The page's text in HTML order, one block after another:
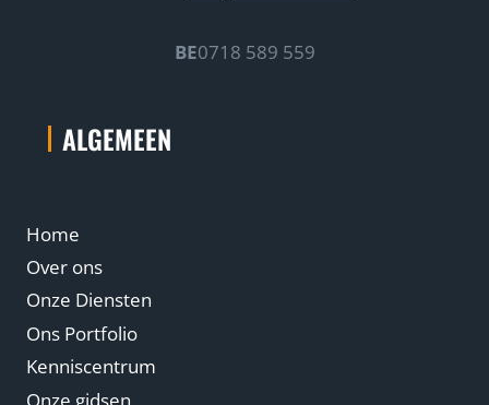
BE0718 589 559
ALGEMEEN
Home
Over ons
Onze Diensten
Ons Portfolio
Kenniscentrum
Onze gidsen